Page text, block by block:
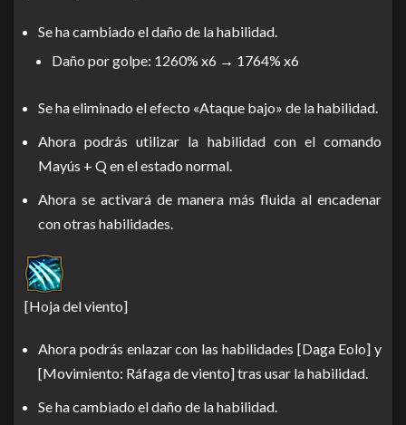
Se ha cambiado el daño de la habilidad.
Daño por golpe: 1260% x6 → 1764% x6
Se ha eliminado el efecto «Ataque bajo» de la habilidad.
Ahora podrás utilizar la habilidad con el comando
Mayús + Q en el estado normal.
Ahora se activará de manera más fluida al encadenar
con otras habilidades.
[Hoja del viento]
Ahora podrás enlazar con las habilidades [Daga Eolo] y
[Movimiento: Ráfaga de viento] tras usar la habilidad.
Se ha cambiado el daño de la habilidad.